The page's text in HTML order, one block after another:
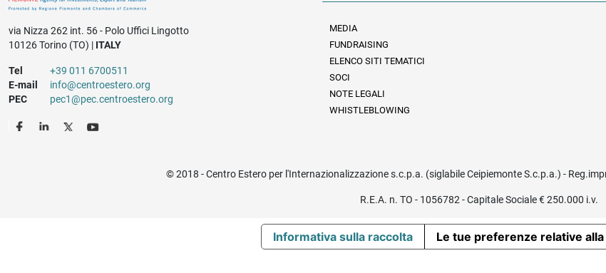
via Nizza 262 int. 56 - Polo Uffici Lingotto
10126 Torino (TO) | ITALY
Tel
+39 011 6700511
E-mail
info@centroestero.org
PEC
pec1@pec.centroestero.org
Informazioni legali e trasparenza
MEDIA
FUNDRAISING
ELENCO SITI TEMATICI
SOCI
NOTE LEGALI
WHISTLEBLOWING
© 2018 - Centro Estero per l'Internazionalizzazione s.c.p.a. (siglabile Ceipiemonte S.c.p.a.) -
R.E.A. n. TO - 1056782 - Capitale Sociale € 250.000 i.v.
Informativa sulla raccolta Le tue preferenze relative